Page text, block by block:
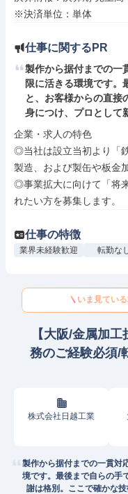
※決済単位：単体
仕事に関するPR
製作から据付までの一
限に活きる環境です。
と、お客様からの直接
身につけ、プロとして
企業・求人の特色
◎当社は設立当初より「
製造、および製缶や板金
◎事業拡大に向けて「将
れたい方を募集します。
仕事の特徴
業界未経験歓迎 転勤な
いま見てい
【大阪/金属加
務のご経験必須/
株式会社日越工業
製作から据付までの一貫対
境です。最後まで自らの手
謝は格別。ここで確かな